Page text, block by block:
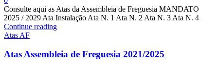
Consulte aqui as Atas da Assembleia de Freguesia MANDATO
2025 / 2029 Ata Instalação Ata N. 1 Ata N. 2 Ata N. 3 Ata N. 4
Continue reading
Atas AF
Atas Assembleia de Freguesia 2021/2025